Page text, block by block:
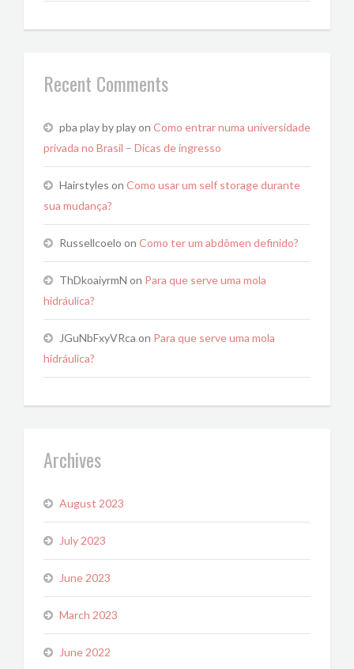
Recent Comments
pba play by playon Como entrar numa universidade
privada no Brasil – Dicas de ingresso
Hairstyles on Como usar um self storage durante
sua mudança?
Russellcoelo on Como ter um abdômen definido?
ThDkoaiyrmN on Para que serve uma mola
hidráulica?
JGuNbFxyVRca on Para que serve uma mola
hidráulica?
Archives
August 2023
July 2023
June 2023
March 2023
June 2022